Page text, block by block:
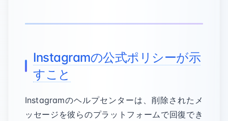
Instagramの公式ポリシーが示
すこと
Instagramのヘルプセンターは、削除されたメ
ッセージを彼らのプラットフォームで回復でき